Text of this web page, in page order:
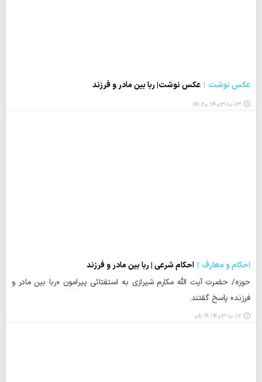
عکس نوشت عکس نوشت| ربا بین مادر و فرزند
۱۴۰۳-۱۰-۱۳ ۱۴:۲۰
احکام و معارف
احکام شرعی | ربا بین مادر و فرزند
حوزه/ حضرت آیت الله مکارم شیرازی به استفتائی پیرامون «ربا بین مادر و
فرزند» پاسخ گفتند.
۱۴۰۳-۱۰-۱۲ ۰۸:۱۹